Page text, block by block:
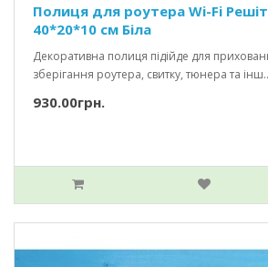
Полиця для роутера Wi-Fi
40*20*10 см Біла
Декоративна полиця підійде для
зберігання роутера, свитку, тюнера та інш..
930.00грн.